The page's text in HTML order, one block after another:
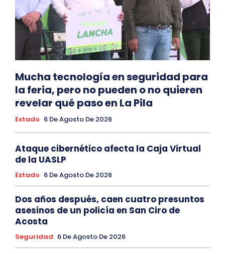
Mucha tecnología en seguridad para
la feria, pero no pueden o no quieren
revelar qué paso en La Pila
Estado 6 De Agosto De 2026
Ataque cibernético afecta la Caja Virtual
de la UASLP
Estado 6 De Agosto De 2026
Dos años después, caen cuatro presuntos
asesinos de un policía en San Ciro de
Acosta
Seguridad 6 De Agosto De 2026